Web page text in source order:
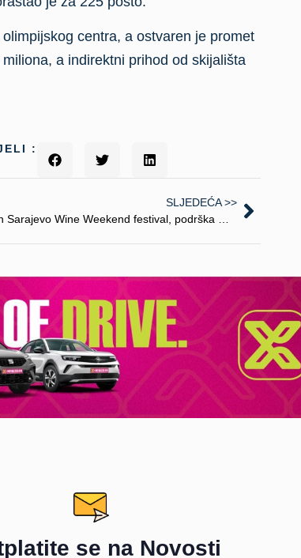
se na Novosti
vijesti iz svijeta turizma i dešavanja na Putuj.ba
SE